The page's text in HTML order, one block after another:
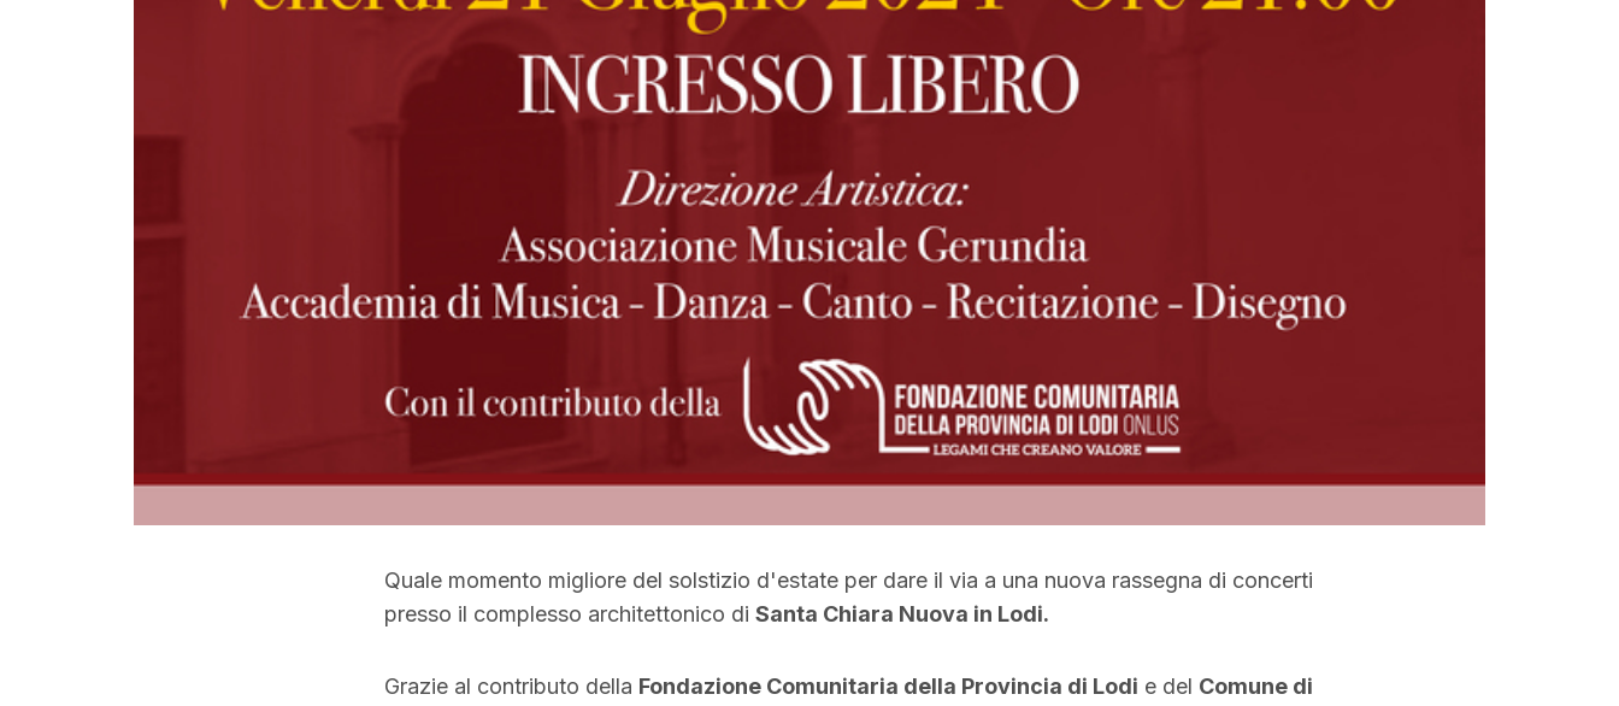
Quale momento migliore del solstizio d'estate per dare il via a una nuova rassegna di concerti
presso il complesso architettonico di Santa Chiara Nuova in Lodi.
Grazie al contributo della Fondazione Comunitaria della Provincia di Lodi e del Comune di